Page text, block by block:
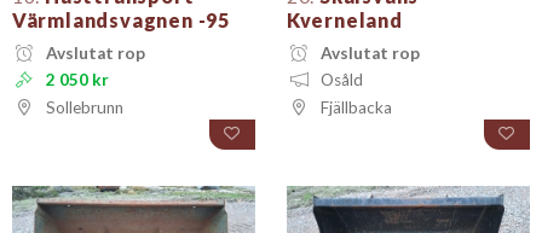
Värmlandsvagnen -95
Avslutat rop
2 050 kr
Sollebrunn
Kverneland
Avslutat rop
Osåld
Fjällbacka